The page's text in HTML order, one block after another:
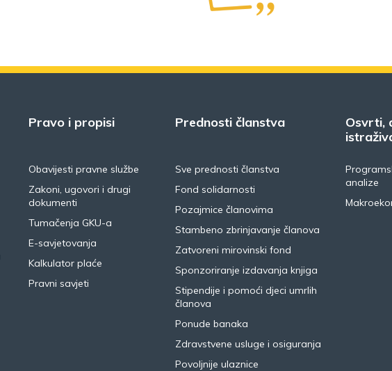
Pravo i propisi
Obavijesti pravne službe
Zakoni, ugovori i drugi
dokumenti
Tumačenja GKU-a
E-savjetovanja
Kalkulator plaće
Pravni savjeti
Prednosti članstva
Sve prednosti članstva
Fond solidarnosti
Pozajmice članovima
Stambeno zbrinjavanje članova
Zatvoreni mirovinski fond
Sponzoriranje izdavanja knjiga
Stipendije i pomoći djeci umrlih
članova
Ponude banaka
Zdravstvene usluge i osiguranja
Povoljnije ulaznice
Osvrti,
analize